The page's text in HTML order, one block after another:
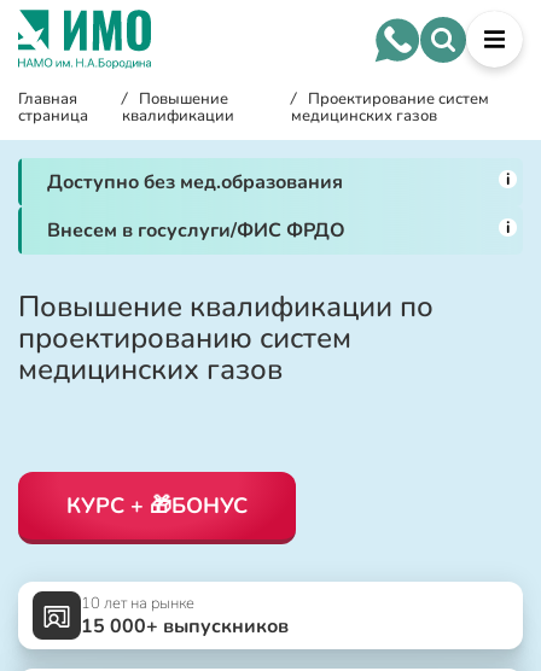
Главная
страница
/ Повышение
квалификации
/ Проектирование систем
медицинских газов
Доступно без мед.образования i
Внесем в госуслуги/ФИС ФРДО i
Повышение квалификации по
проектированию систем
медицинских газов
КУРС + 🎁БОНУС
10 лет на рынке
15 000+ выпускников